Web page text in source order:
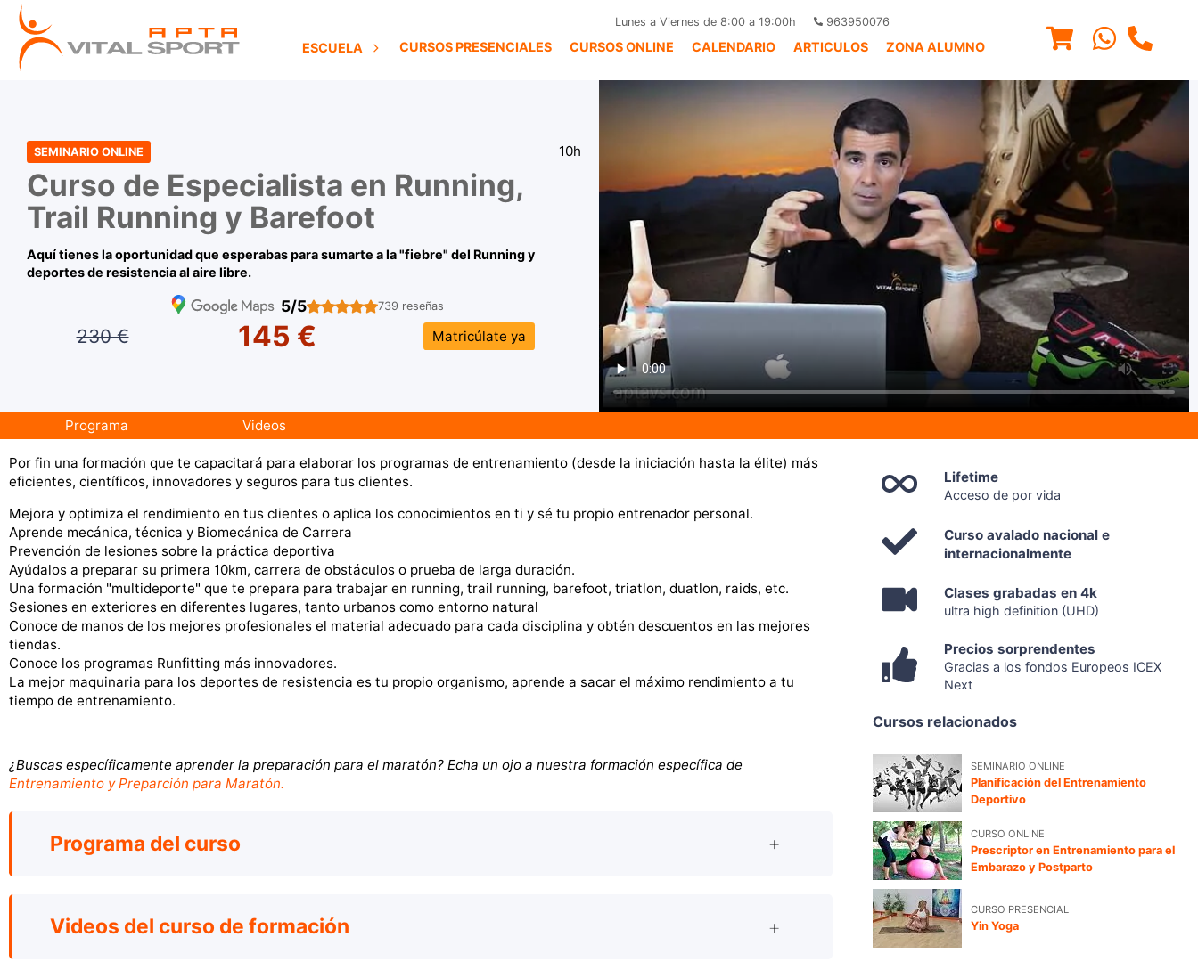
Lunes a Viernes de 8:00 a 19:00h 963950076
ESCUELA CURSOS PRESENCIALES CURSOS ONLINE CALENDARIO ARTICULOS ZONA ALUMNO
SEMINARIO ONLINE 10h
Curso de Especialista en Running,
Trail Running y Barefoot
Aquí tienes la oportunidad que esperabas para sumarte a la "fiebre" del Running y
deportes de resistencia al aire libre.
5/5 739 reseñas
230 € 145 € Matricúlate ya
Programa Videos
Por fin una formación que te capacitará para elaborar los programas de entrenamiento (desde la iniciación hasta la élite) más
eficientes, científicos, innovadores y seguros para tus clientes.
Mejora y optimiza el rendimiento en tus clientes o aplica los conocimientos en ti y sé tu propio entrenador personal.
Aprende mecánica, técnica y Biomecánica de Carrera
Prevención de lesiones sobre la práctica deportiva
Ayúdalos a preparar su primera 10km, carrera de obstáculos o prueba de larga duración.
Una formación "multideporte" que te prepara para trabajar en running, trail running, barefoot, triatlon, duatlon, raids, etc.
Sesiones en exteriores en diferentes lugares, tanto urbanos como entorno natural
Conoce de manos de los mejores profesionales el material adecuado para cada disciplina y obtén descuentos en las mejores
tiendas.
Conoce los programas Runfitting más innovadores.
La mejor maquinaria para los deportes de resistencia es tu propio organismo, aprende a sacar el máximo rendimiento a tu
tiempo de entrenamiento.
¿Buscas específicamente aprender la preparación para el maratón? Echa un ojo a nuestra formación específica de
Entrenamiento y Preparción para Maratón.
Programa del curso
Videos del curso de formación
Lifetime
Acceso de por vida
Curso avalado nacional e
internacionalmente
Clases grabadas en 4k
ultra high definition (UHD)
Precios sorprendentes
Gracias a los fondos Europeos ICEX
Next
Cursos relacionados
SEMINARIO ONLINE
Planificación del Entrenamiento
Deportivo
CURSO ONLINE
Prescriptor en Entrenamiento para el
Embarazo y Postparto
CURSO PRESENCIAL
Yin Yoga